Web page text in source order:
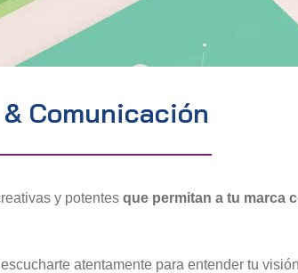
Comunicación
y potentes que permitan a tu marca
atentamente para entender tu